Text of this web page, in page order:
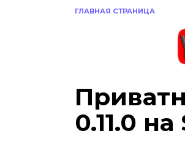
ГЛАВНАЯ СТРАНИЦА
0.11.0